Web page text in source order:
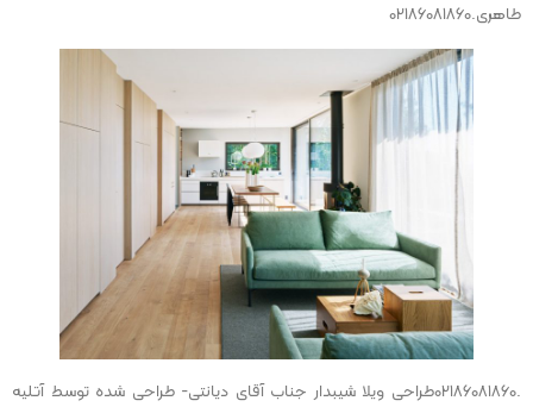
طاهری.02186081860
.02186081860طراحی ویلا شیبدار جناب آقای دیانتی- طراحی شده توسط آتلیه